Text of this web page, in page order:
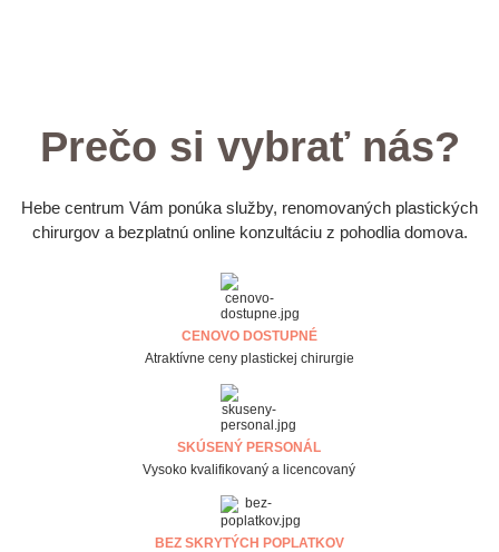
Prečo si vybrať nás?
Hebe centrum Vám ponúka služby, renomovaných plastických
chirurgov a bezplatnú online konzultáciu z pohodlia domova.
CENOVO DOSTUPNÉ
Atraktívne ceny plastickej chirurgie
SKÚSENÝ PERSONÁL
Vysoko kvalifikovaný a licencovaný
BEZ SKRYTÝCH POPLATKOV